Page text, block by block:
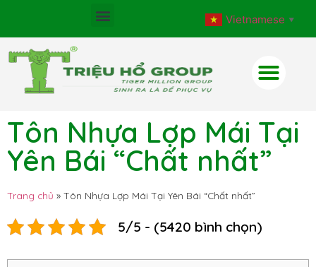
Vietnamese ▼
Tôn Nhựa Lợp Mái Tại
Yên Bái “Chất nhất”
Trang chủ » Tôn Nhựa Lợp Mái Tại Yên Bái “Chất nhất”
5/5 - (5420 bình chọn)